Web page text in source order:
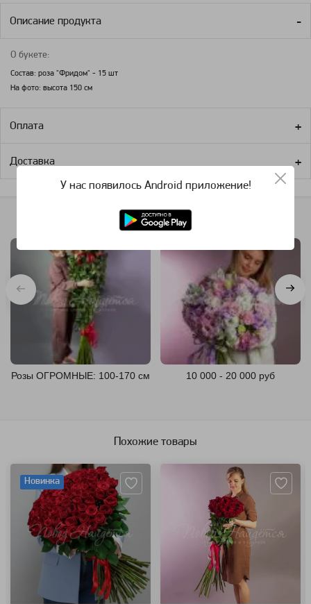
Описание продукта
О букете:
Состав: роза "Фридом" - 15 шт
На фото: высота 150 см
Оплата
Доставка
Похожие категории
Розы ОГРОМНЫЕ: 100-170 см 10 000 - 20 000 руб
Похожие товары
Новинка
У нас появилось Android приложение!